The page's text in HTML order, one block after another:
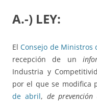
A.-) LEY:
ElConsejo de Ministros
recepción de un
Industria y
por el que se modifica
de abril, de